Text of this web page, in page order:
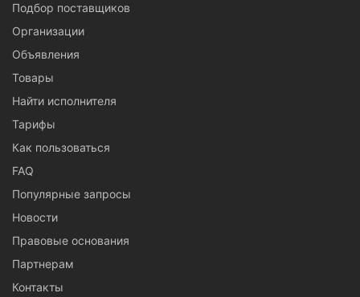
Подбор поставщиков
Организации
Объявления
Товары
Найти исполнителя
Тарифы
Как пользоваться
FAQ
Популярные запросы
Новости
Правовые основания
Партнерам
Контакты